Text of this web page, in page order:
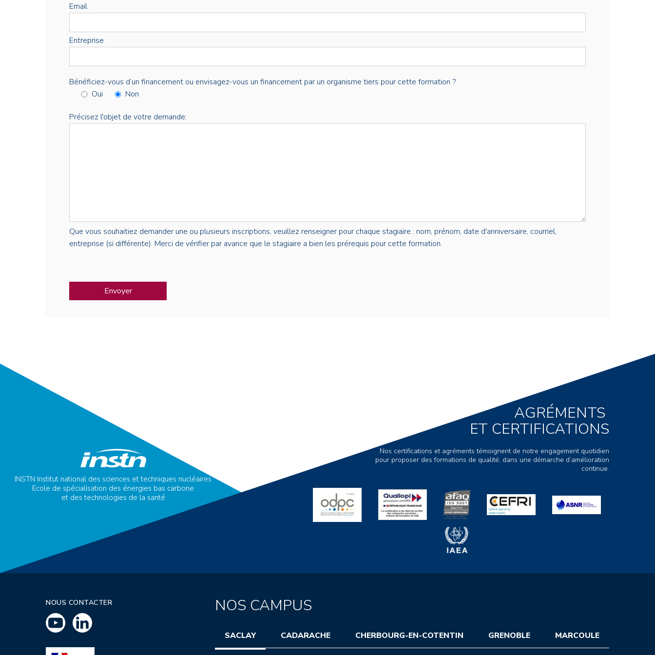
Email
Entreprise
Bénéficiez-vous d’un financement ou envisagez-vous un financement par un organisme tiers pour cette formation ?
Oui
Non
Précisez l'objet de votre demande:
Que vous souhaitiez demander une ou plusieurs inscriptions, veuillez renseigner pour chaque stagiaire : nom, prénom, date d'anniversaire, courriel,
entreprise (si différente). Merci de vérifier par avance que le stagiaire a bien les prérequis pour cette formation.
INSTN Institut national des sciences et techniques nucléaires
Ecole de spécialisation des énergies bas carbone
et des technologies de la santé
AGRÉMENTS
ET CERTIFICATIONS
Nos certifications et agréments témoignent de notre engagement quotidien
pour proposer des formations de qualité, dans une démarche d’amélioration
continue.
NOUS CONTACTER NOS CAMPUS
SACLAY CADARACHE CHERBOURG-EN-COTENTIN GRENOBLE MARCOULE